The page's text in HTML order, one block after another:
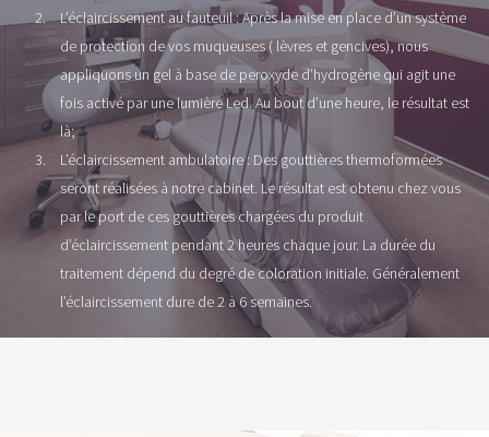
L’éclaircissement au fauteuil : Après la mise en place d’un système
de protection de vos muqueuses ( lèvres et gencives), nous
appliquons un gel à base de peroxyde d’hydrogène qui agit une
fois activé par une lumière Led. Au bout d’une heure, le résultat est
là;
L’éclaircissement ambulatoire : Des gouttières thermoformées
seront réalisées à notre cabinet. Le résultat est obtenu chez vous
par le port de ces gouttières chargées du produit
d’éclaircissement pendant 2 heures chaque jour. La durée du
traitement dépend du degré de coloration initiale. Généralement
l’éclaircissement dure de 2 à 6 semaines.